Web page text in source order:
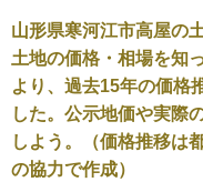
山形県寒河江市高屋の
土地の価格・相場を知
より、過去15年の価格
した。公示地価や実際
しよう。（価格推移は
の協力で作成）